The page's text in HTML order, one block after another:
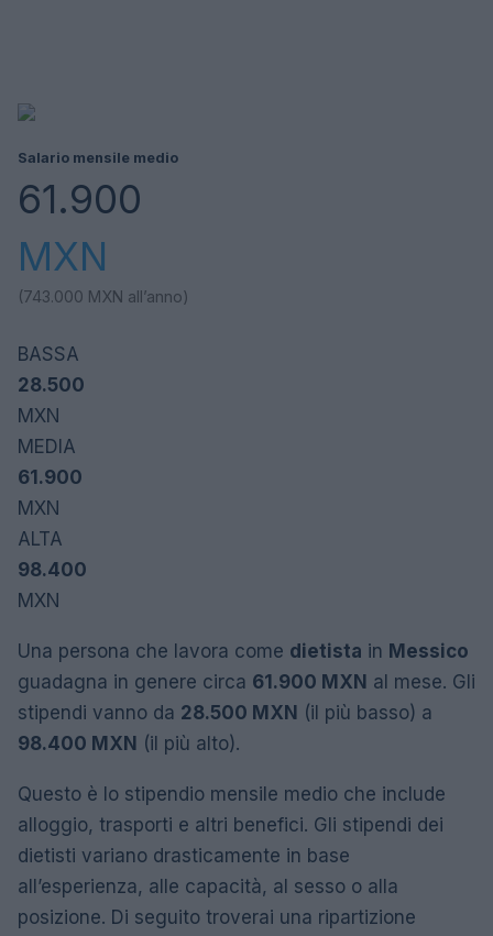
Salario mensile medio
61.900
MXN
(743.000 MXN all’anno)
BASSA
28.500
MXN
MEDIA
61.900
MXN
ALTA
98.400
MXN
Una persona che lavora come dietista in Messico
guadagna in genere circa 61.900 MXN al mese. Gli
stipendi vanno da 28.500 MXN (il più basso) a
98.400 MXN (il più alto).
Questo è lo stipendio mensile medio che include
alloggio, trasporti e altri benefici. Gli stipendi dei
dietisti variano drasticamente in base
all’esperienza, alle capacità, al sesso o alla
posizione. Di seguito troverai una ripartizione